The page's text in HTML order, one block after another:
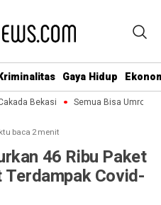
Gaya Hidup
Bekasi Semua Bisa Umroh
baca 2 menit
46 Ribu Paket
Covid-